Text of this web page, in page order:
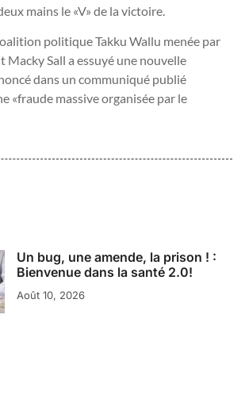
mains le «V» de la victoire.
politique Takku Wallu menée par
Macky Sall a essuyé une nouvelle
dans un communiqué publié
«fraude massive organisée par le
Un bug, une amende, la prison ! :
Bienvenue dans la santé 2.0!
Août 10, 2026